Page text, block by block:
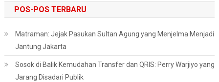
POS-POS TERBARU
Matraman: Jejak Pasukan Sultan Agung yang Menjelma Menjadi
Jantung Jakarta
Sosok di Balik Kemudahan Transfer dan QRIS: Perry Warjiyo yang
Jarang Disadari Publik